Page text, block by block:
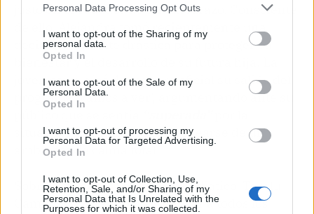
Personal Data Processing Opt Outs
I want to opt-out of the Sharing of my
personal data.
Opted In
I want to opt-out of the Sale of my
Personal Data.
Opted In
I want to opt-out of processing my
Personal Data for Targeted Advertising.
Opted In
I want to opt-out of Collection, Use,
Retention, Sale, and/or Sharing of my
Personal Data that Is Unrelated with the
Purposes for which it was collected.
justo en el ecuador de un embarazo. Consciente
de ello, Alejandra tomó recientemente una
decisión bastante drástica para proteger su
bienestar y el desarrollo de su futura hija. La
joven comunicó de manera oficial su salida del
programa 'Vamos a ver', argumentando ante su
público que se sentía
situación y que necesitaba rodearse de un
ambiente de calma total.
Sobre este necesario retiro mediático, Terelu
Campos ha querido tranquilizar a todos los